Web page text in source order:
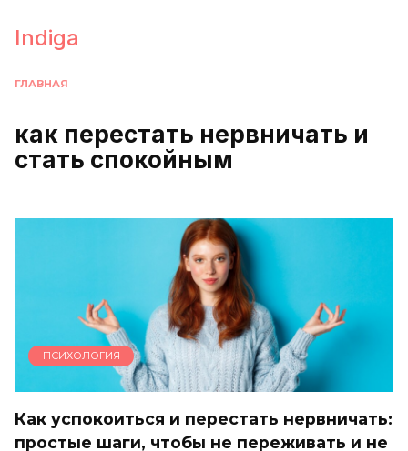
содержанию
Indiga
ГЛАВНАЯ
как перестать нервничать и
стать спокойным
ПСИХОЛОГИЯ
Как успокоиться и перестать нервничать:
простые шаги, чтобы не переживать и не